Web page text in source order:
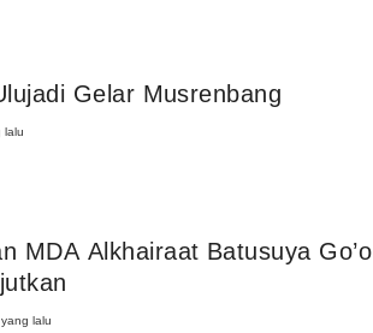
Gelar Musrenbang
lalu
MDA Alkhairaat Batusuya Go’o
lalu